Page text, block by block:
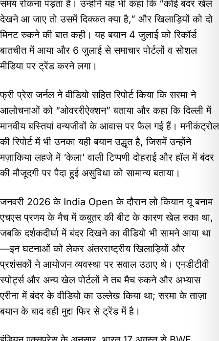
समय रोकना पड़ता है। उन्होंने यह भी कहा कि “कोई बंदर खेल
देखने आ जाए तो उसमें दिक्कत क्या है,” और खिलाड़ियों को दो
मिनट रुकने की बात कही। यह बयान 4 जुलाई को रिकॉर्ड
बातचीत में आया और 6 जुलाई से समाचार पोर्टलों व सोशल
मीडिया पर ट्रेंड करने लगा।
फ्री प्रेस जर्नल ने वीडियो सहित रिपोर्ट किया कि सरमा ने
आलोचनाओं को “ओवररीऐक्शन” बताया और कहा कि दिल्ली में
मानवीय बस्तियां वन्यजीवों के आवास पर फैल गई हैं। मनीकंट्रोल
की रिपोर्ट में भी उनका यही बयान उद्धृत है, जिसमें उन्होंने
मज़ाकिया लहजे में ‘केला’ वाली टिप्पणी दोहराई और हॉल में बंदर
की मौजूदगी पर पैदा हुई असुविधा को सामान्य बताया।
जनवरी 2026 के India Open के दौरान लो कियान यू बनाम
एचएस प्रणय के मैच में कबूतर की बीट के कारण खेल रुका था,
जबकि दर्शकदीर्घा में बंदर दिखने का वीडियो भी सामने आया था
—इन घटनाओं को लेकर अंतरराष्ट्रीय खिलाड़ियों और
प्रशंसकों ने आयोजन व्यवस्था पर सवाल उठाए थे। एनडीटीवी
स्पोर्ट्स और अन्य खेल पोर्टलों ने तब मैच रुकने और अभ्यास
एरीना में बंदर के वीडियो का उल्लेख किया था; सरमा के ताज़ा
बयान के बाद वही मुद्दा फिर से ट्रेंड में है।